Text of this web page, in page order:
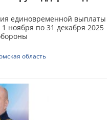
единовременной выплаты
ноября по 31 декабря 2025
область